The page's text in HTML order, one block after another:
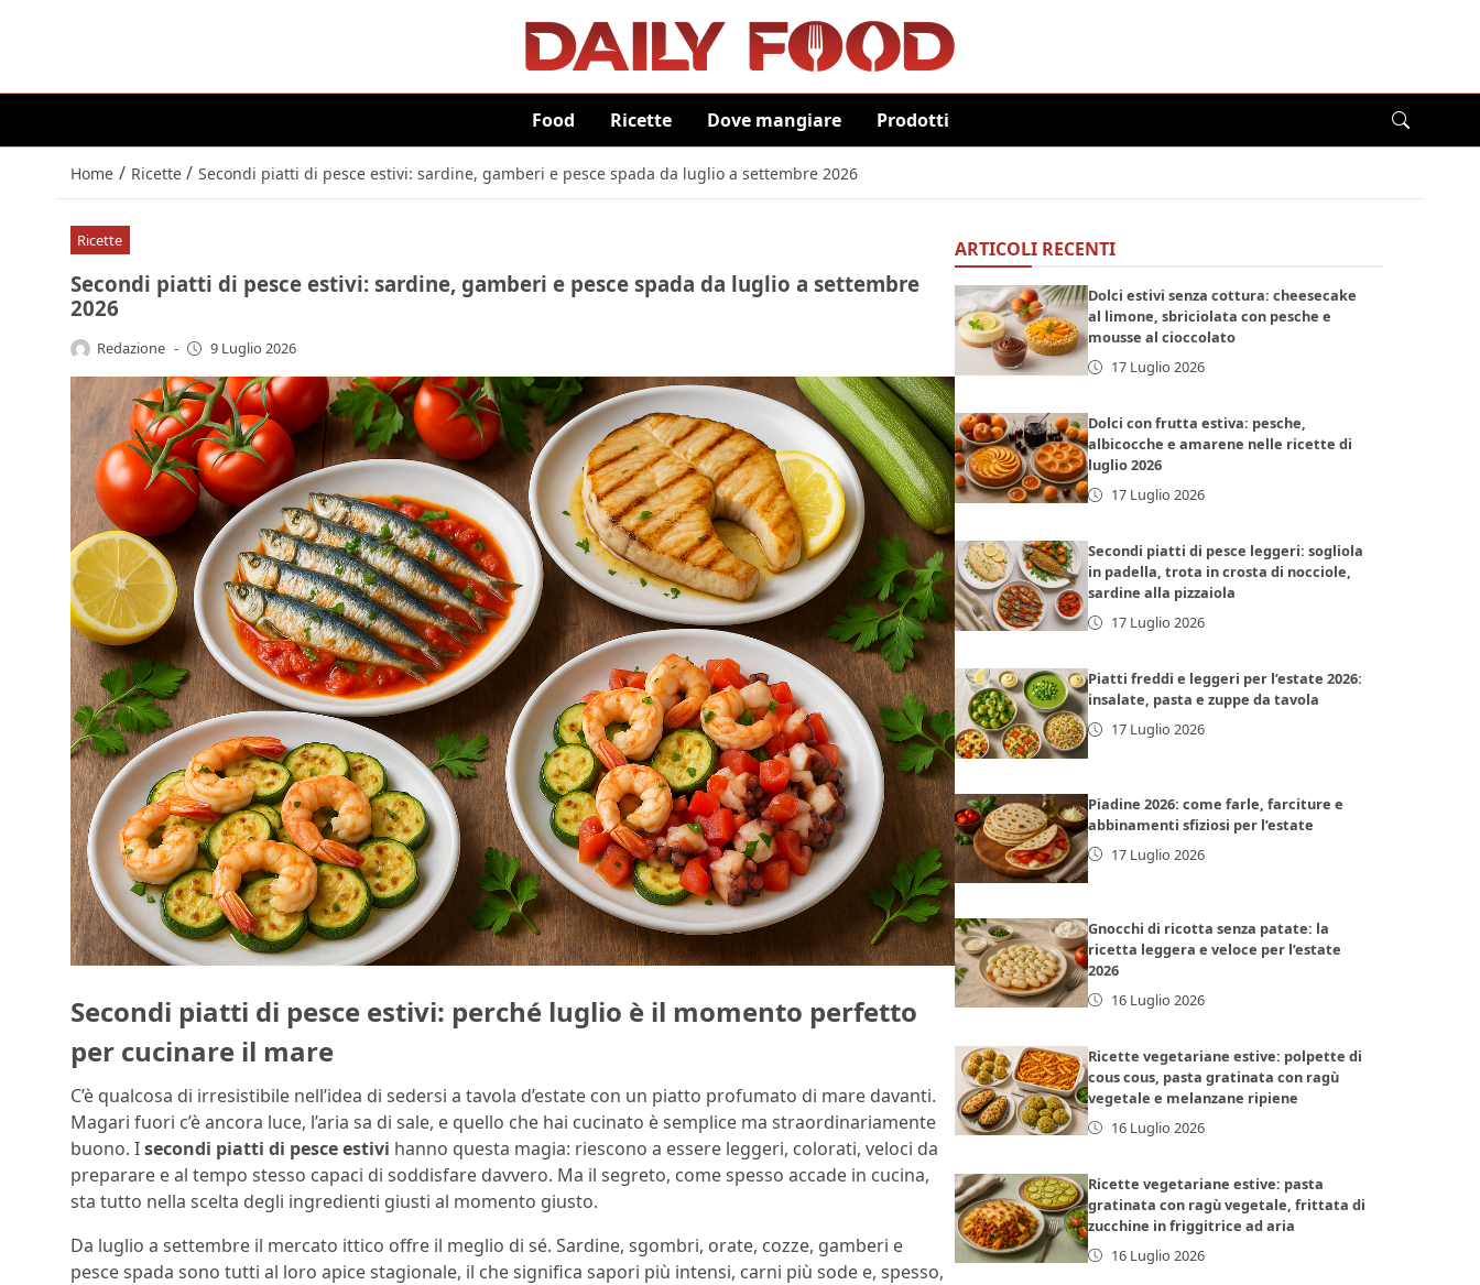
Food Ricette Dove mangiare Prodotti
Home / Ricette / Secondi piatti di pesce estivi: sardine, gamberi e pesce spada da luglio a settembre 2026
Ricette
Secondi piatti di pesce estivi: sardine, gamberi e pesce spada da luglio a settembre
2026
Redazione - 9 Luglio 2026
Secondi piatti di pesce estivi: perché luglio è il momento perfetto
per cucinare il mare
C’è qualcosa di irresistibile nell’idea di sedersi a tavola d’estate con un piatto profumato di mare davanti.
Magari fuori c’è ancora luce, l’aria sa di sale, e quello che hai cucinato è semplice ma straordinariamente
buono. Isecondi piatti di pesce estivi hanno questa magia: riescono a essere leggeri, colorati, veloci da
preparare e al tempo stesso capaci di soddisfare davvero. Ma il segreto, come spesso accade in cucina,
sta tutto nella scelta degli ingredienti giusti al momento giusto.
Da luglio a settembre il mercato ittico offre il meglio di sé. Sardine, sgombri, orate, cozze, gamberi e
pesce spada sono tutti al loro apice stagionale, il che significa sapori più intensi, carni più sode e, spesso,
ARTICOLI RECENTI
Dolci estivi senza cottura: cheesecake
al limone, sbriciolata con pesche e
mousse al cioccolato
17 Luglio 2026
Dolci con frutta estiva: pesche,
albicocche e amarene nelle ricette di
luglio 2026
17 Luglio 2026
Secondi piatti di pesce leggeri: sogliola
in padella, trota in crosta di nocciole,
sardine alla pizzaiola
17 Luglio 2026
Piatti freddi e leggeri per l’estate 2026:
insalate, pasta e zuppe da tavola
17 Luglio 2026
Piadine 2026: come farle, farciture e
abbinamenti sfiziosi per l’estate
17 Luglio 2026
Gnocchi di ricotta senza patate: la
ricetta leggera e veloce per l’estate
2026
16 Luglio 2026
Ricette vegetariane estive: polpette di
cous cous, pasta gratinata con ragù
vegetale e melanzane ripiene
16 Luglio 2026
Ricette vegetariane estive: pasta
gratinata con ragù vegetale, frittata di
zucchine in friggitrice ad aria
16 Luglio 2026